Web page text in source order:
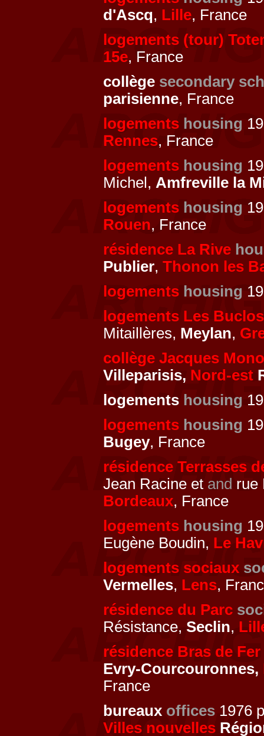
d'Ascq, Lille, France
logements (tour)
15e, France
collège secondary
parisienne, France
logements housing
Rennes, France
logements housing
Michel, Amfreville la
logements housing
Rouen, France
résidence La Rive
Publier, Thonon les
logements housing
logements Les Buclos
Mitaillères, Meylan,
collège Jacques
Villeparisis, Nord-est
logements housing
logements housing
Bugey, France
résidence Terrasses
Jean Racine et and rue
Bordeaux, France
logements housing
Eugène Boudin, Le
logements sociaux
Vermelles, Lens,
résidence du Parc
Résistance, Seclin,
résidence Bras de Fer
Evry-Courcouronnes,
France
bureaux offices 1976
Villes nouvelles